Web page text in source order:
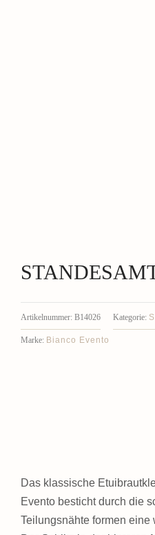
Artikelnummer: B14026 Kategorie:
Marke: Bianco Evento
Das klassische
Evento besticht durch die
Teilungsnähte formen